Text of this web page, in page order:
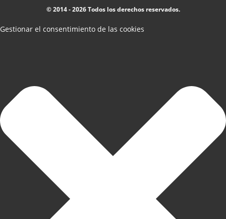
© 2014 - 2026 Todos los derechos reservados.
Gestionar el consentimiento de las cookies